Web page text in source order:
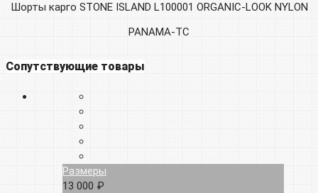
Шорты карго STONE ISLAND L100001 ORGANIC-LOOK NYLON
PANAMA-TC
Сопутствующие товары
Размеры
13 000 ₽